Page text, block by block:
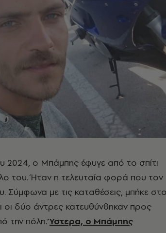
2024, ο Μπάμπης έφυγε από το σπίτι
του. Ήταν η τελευταία φορά που τον
Σύμφωνα με τις καταθέσεις, μπήκε
οι δύο άντρες κατευθύνθηκαν προς
την πόλη.Ύστερα, ο Μπάμπης